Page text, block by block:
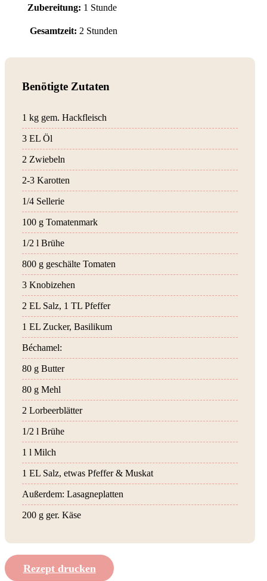
Zubereitung: 1 Stunde
Gesamtzeit: 2 Stunden
Benötigte Zutaten
1 kg gem. Hackfleisch
3 EL Öl
2 Zwiebeln
2-3 Karotten
1/4 Sellerie
100 g Tomatenmark
1/2 l Brühe
800 g geschälte Tomaten
3 Knobizehen
2 EL Salz, 1 TL Pfeffer
1 EL Zucker, Basilikum
Béchamel:
80 g Butter
80 g Mehl
2 Lorbeerblätter
1/2 l Brühe
1 l Milch
1 EL Salz, etwas Pfeffer & Muskat
Außerdem: Lasagneplatten
200 g ger. Käse
Rezept drucken